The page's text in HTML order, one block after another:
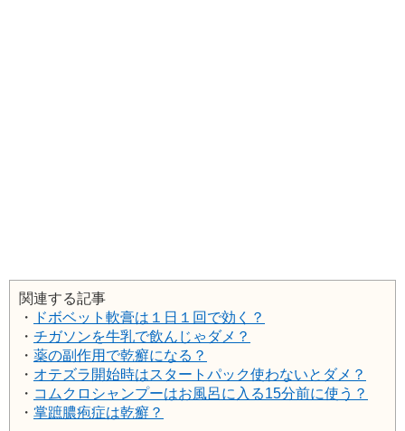
関連する記事
・
ドボベット軟膏は１日１回で効く？
・ チガソンを牛乳で飲んじゃダメ？
・ 薬の副作用で乾癬になる？
・ オテズラ開始時はスタートパック使わないとダメ？
・ コムクロシャンプーはお風呂に入る15分前に使う？
・ 掌蹠膿疱症は乾癬？